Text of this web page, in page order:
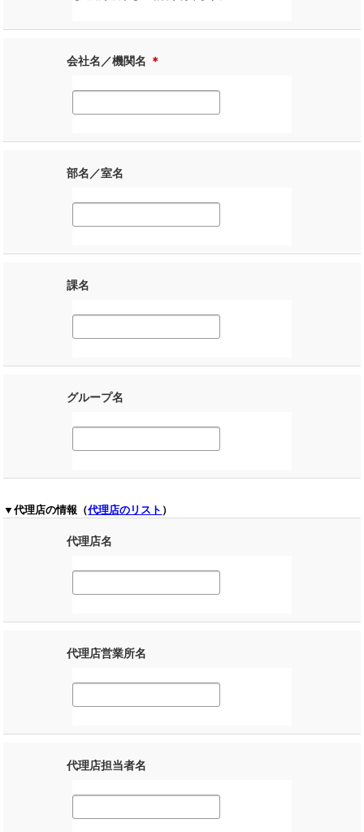
会社名／機関名 ＊
部名／室名
課名
グループ名
▼代理店の情報（代理店のリスト ）
代理店名
代理店営業所名
代理店担当者名